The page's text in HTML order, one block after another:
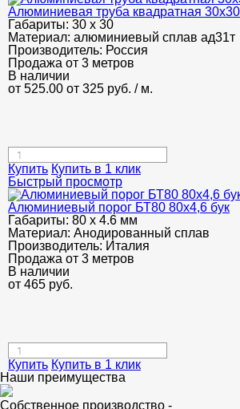
Алюминиевая труба квадратная
Габариты: 30 х 30
Материал: алюминиевый сплав ад31т
Производитель: Россия
Продажа от 3 метров
В наличии
от 525.00 от 325 руб. / м.
Купить Купить в 1 клик
Быстрый просмотр
Алюминиевый порог БТ80 80х4,6 бук
Габариты: 80 х 4.6 мм
Материал: Анодированный сплав
Производитель: Италия
Продажа от 3 метров
В наличии
от 465 руб.
Купить Купить в 1 клик
Наши преимущества
Собственное производство -